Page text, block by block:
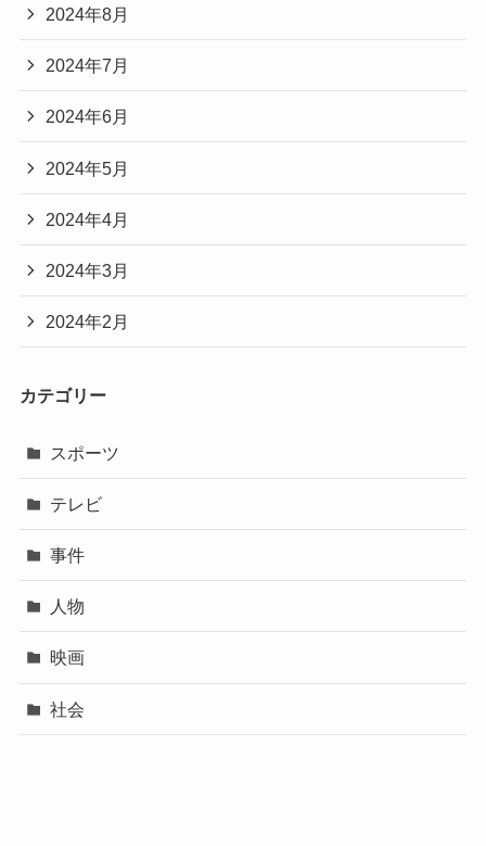
2024年8月
2024年7月
2024年6月
2024年5月
2024年4月
2024年3月
2024年2月
カテゴリー
スポーツ
テレビ
事件
人物
映画
社会